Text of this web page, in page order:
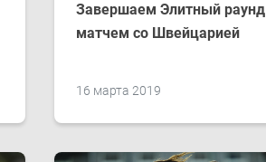
16 марта 2019
Завершаем Элитный раунд
матчем со Швейцарией